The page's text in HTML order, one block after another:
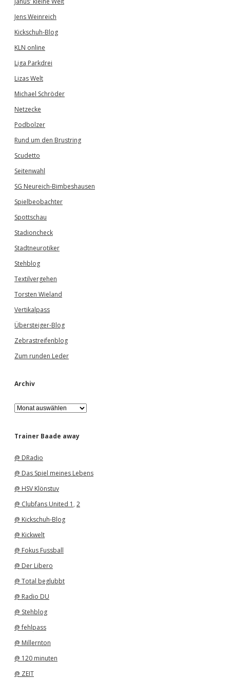
Jens Weinreich
Kickschuh-Blog
KLN online
Liga Parkdrei
Lizas Welt
Michael Schröder
Netzecke
Podbolzer
Rund um den Brustring
Scudetto
Seitenwahl
SG Neureich-Bimbeshausen
Spielbeobachter
Spottschau
Stadioncheck
Stadtneurotiker
Stehblog
Textilvergehen
Torsten Wieland
Vertikalpass
Übersteiger-Blog
Zebrastreifenblog
Zum runden Leder
Archiv
A
r
h
Trainer Baade away
@ DRadio
@ Das Spiel meines Lebens
@ HSV Klönstuv
@ Clubfans United 1 , 2
@ Kickschuh-Blog
@ Kickwelt
@ Fokus Fussball
@ Der Libero
@ Total beglubbt
@ Radio DU
@ Stehblog
@ fehlpass
@ Millernton
@ 120 minuten
@ ZEIT